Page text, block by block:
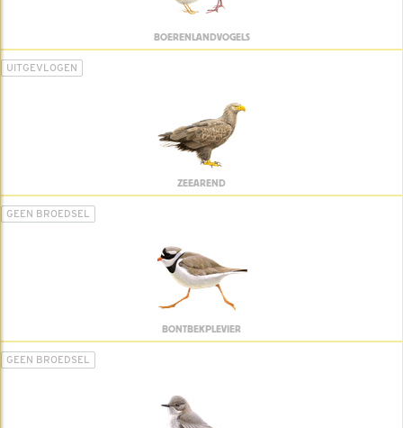
BOERENLANDVOGELS
UITGEVLOGEN
ZEEAREND
GEEN BROEDSEL
BONTBEKPLEVIER
GEEN BROEDSEL